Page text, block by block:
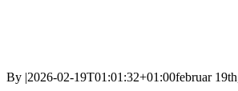
By |2026-02-19T01:01:32+01:00februar